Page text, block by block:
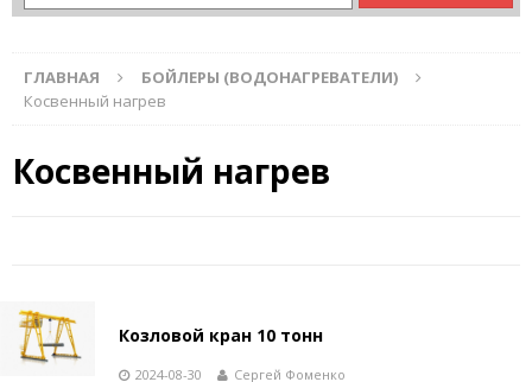
ГЛАВНАЯ
БОЙЛЕРЫ (ВОДОНАГРЕВАТЕЛИ)
Косвенный нагрев
Косвенный нагрев
Козловой кран 10 тонн
2024-08-30 Сергей Фоменко